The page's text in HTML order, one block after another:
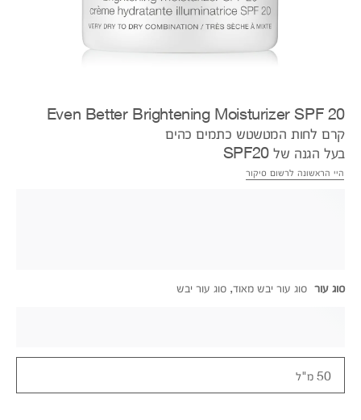
Even Better Brightening Moisturizer SPF 20
קרם לחות המטשטש כתמים כהים
בעל הגנה של SPF20
היי הראשונה לרשום סיקור
סוג עור סוג עור יבש מאוד, סוג עור יבש
50 מ"ל